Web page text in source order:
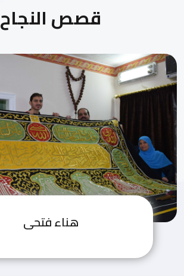
قصص النجاح
هناء فتحى